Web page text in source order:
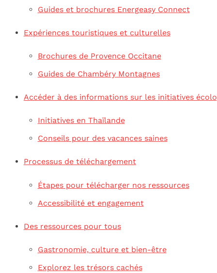
Guides et brochures Energeasy Connect
Expériences touristiques et culturelles
Brochures de Provence Occitane
Guides de Chambéry Montagnes
Accéder à des informations sur les initiatives
Initiatives en Thaïlande
Conseils pour des vacances saines
Processus de téléchargement
Étapes pour télécharger nos ressources
Accessibilité et engagement
Des ressources pour tous
Gastronomie, culture et bien-être
Explorez les trésors cachés